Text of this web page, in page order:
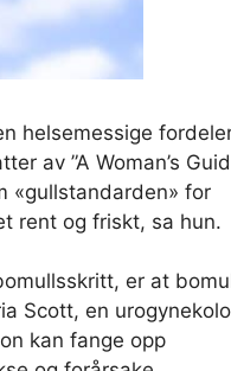
helsemessige
av ”A Woman’s
«gullstandarden» for
rent og friskt, sa hun.
er at
Scott, en
kan fange opp